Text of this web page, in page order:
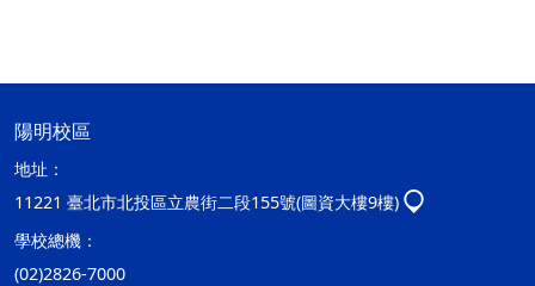
陽明校區
地址：
11221 臺北市北投區立農街二段155號(圖資大樓9樓)
學校總機：
(02)2826-7000